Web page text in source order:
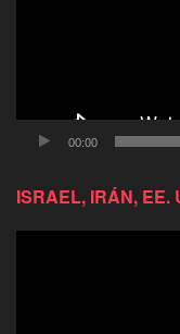
00:00
ISRAEL, IRÁN, EE.